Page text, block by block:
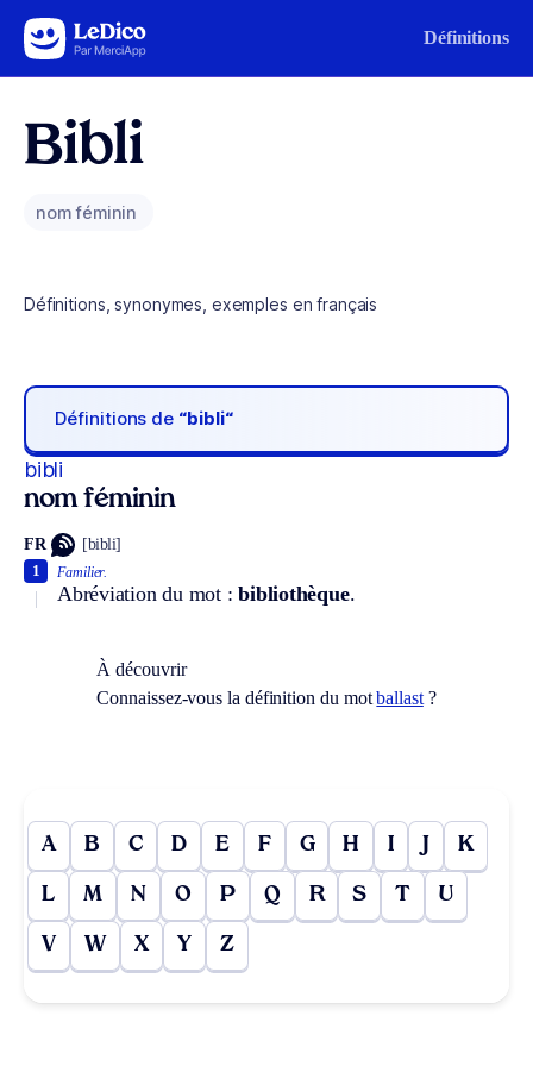
Aller au contenu Définitions
Bibli
nom féminin
Définitions, synonymes, exemples en français
Définitions de “bibli“
bibli
nom féminin
FR [bibli]
Familier.
Abréviation du mot :bibliothèque.
1
À découvrir
Connaissez-vous la définition du motballast?
A B C D E F G H I J K
L M N O P Q R S T U
V W X Y Z